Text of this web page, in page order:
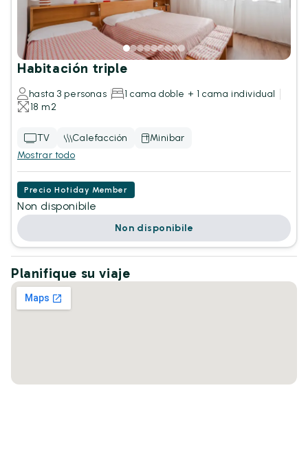
Habitación triple
hasta 3 personas
1 cama doble + 1 cama individual
18 m2
TV Calefacción
Minibar
Mostrar todo
Precio Hotiday Member
Non disponibile
Non disponibile
Planifique su viaje